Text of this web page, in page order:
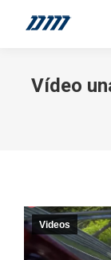
Vídeo
Videos